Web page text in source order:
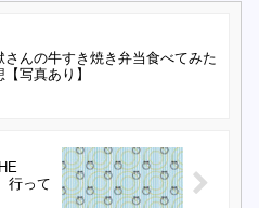
さんの牛すき焼き弁当食べてみた
【写真あり】
行って